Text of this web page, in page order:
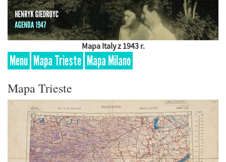
Mapa Italy z 1943 r.
Menu Mapa Trieste Mapa Milano
Mapa Trieste